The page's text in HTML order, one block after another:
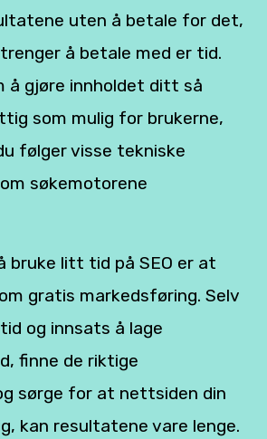
uten å betale for det,
å betale med er tid.
å gjøre innholdet ditt så
som mulig for brukerne,
følger visse tekniske
søkemotorene
bruke litt tid på SEO er at
gratis markedsføring. Selv
og innsats å lage
finne de riktige
sørge for at nettsiden din
kan resultatene vare lenge.